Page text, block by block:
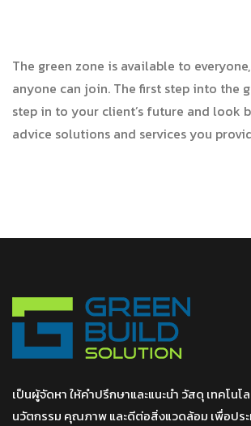
The green zone is available to
anyone can join. The first step into the
step in to your client’s future and look
advice solutions and services you
เป็นผู้จัดหา ให้คำปรึกษาและแนะนำ วัสดุ เทคโน
นวัตกรรม คุณภาพ และดีต่อสิ่งแวดล้อม เพื่อปร